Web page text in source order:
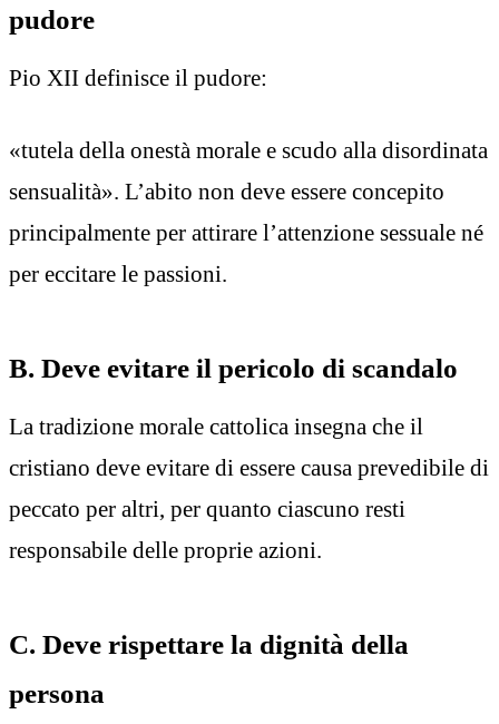
pudore
Pio XII definisce il pudore:
«tutela della onestà morale e scudo alla disordinata
sensualità». L’abito non deve essere concepito
principalmente per attirare l’attenzione sessuale né
per eccitare le passioni.
B. Deve evitare il pericolo di scandalo
La tradizione morale cattolica insegna che il
cristiano deve evitare di essere causa prevedibile di
peccato per altri, per quanto ciascuno resti
responsabile delle proprie azioni.
C. Deve rispettare la dignità della
persona